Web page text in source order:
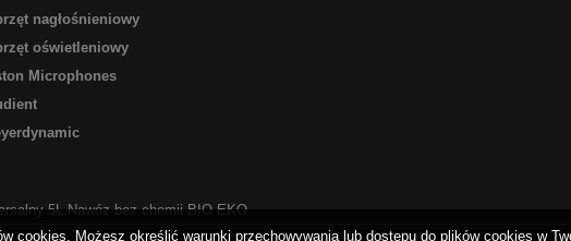
nagłośnieniowy
oświetleniowy
Microphones
Możesz określić warunki przechowywania lub dostępu do plików cookies w
5L Nawóz bez chemii BIO EKO